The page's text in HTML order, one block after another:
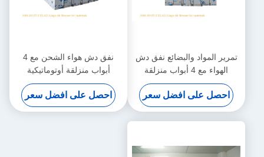
تمرير المواد والبضائع نفق دش
الهواء مع 4 أبواب منزلقة
أوتوماتيكية
احصل على افضل سعر
نفق دش هواء الشحن مع 4
أبواب منزلقة أوتوماتيكية
احصل على افضل سعر